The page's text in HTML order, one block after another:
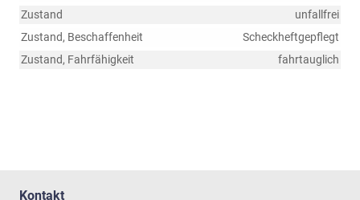
Zustand
unfallfrei
Zustand, Beschaffenheit
Scheckheftgepflegt
Zustand, Fahrfähigkeit
fahrtauglich
Kontakt